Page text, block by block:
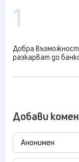
1
Добра възможност
разкарват до
Добави